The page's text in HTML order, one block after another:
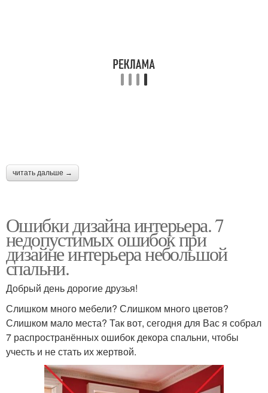
читать дальше →
Ошибки дизайна интерьера. 7
недопустимых ошибок при
дизайне интерьера небольшой
спальни.
Добрый день дорогие друзья!
Слишком много мебели? Слишком много цветов?
Слишком мало места? Так вот, сегодня для Вас я собрал
7 распространённых ошибок декора спальни, чтобы
учесть и не стать их жертвой.